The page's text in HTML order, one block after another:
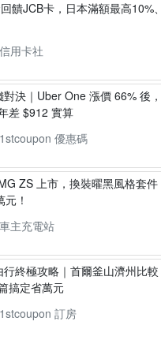
饋JCB卡，日本滿額最高10%
信用卡社
決｜Uber One 漲價 66% 後
差 $912 實算
1stcoupon 優惠碼
ZS 上市，換裝曜黑風格套
！
車主充電站
終極攻略｜首爾釜山濟州比
搞定省萬元
1stcoupon 訂房